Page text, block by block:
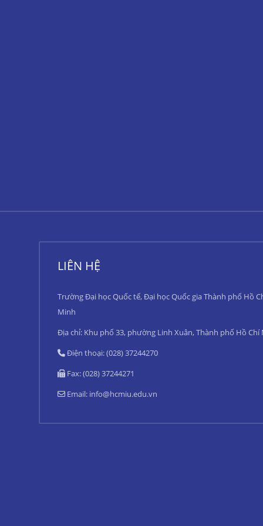
LIÊN HỆ
Trường Đại học Quốc tế, Đại học Quốc gia Thành phố Hồ
Minh
Địa chỉ: Khu phố 33, phường Linh Xuân, Thành phố Hồ Chí
Điện thoại: (028) 37244270
Fax: (028) 37244271
Email: info@hcmiu.edu.vn